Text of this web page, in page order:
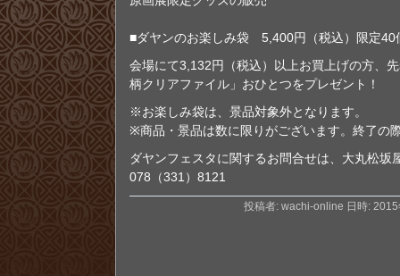
■ダヤンのお楽しみ袋 5,400円（税込）限定40
会場にて3,132円（税込）以上お買上げの方、
柄クリアファイル」おひとつをプレゼント！
※お楽しみ袋は、景品対象外となります。
※商品・景品は数に限りがございます。終了の
ダヤンフェスタに関するお問合せは、大丸松坂
078（331）8121
投稿者: wachi-online 日時: